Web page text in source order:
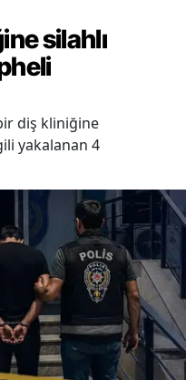
silahlı
diş kliniğine
yakalanan 4